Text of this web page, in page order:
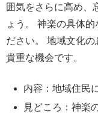
囲気をさらに高め、
ょう。 神楽の具体
ださい。 地域文化
貴重な機会です。
内容：地域住民
見どころ：神楽